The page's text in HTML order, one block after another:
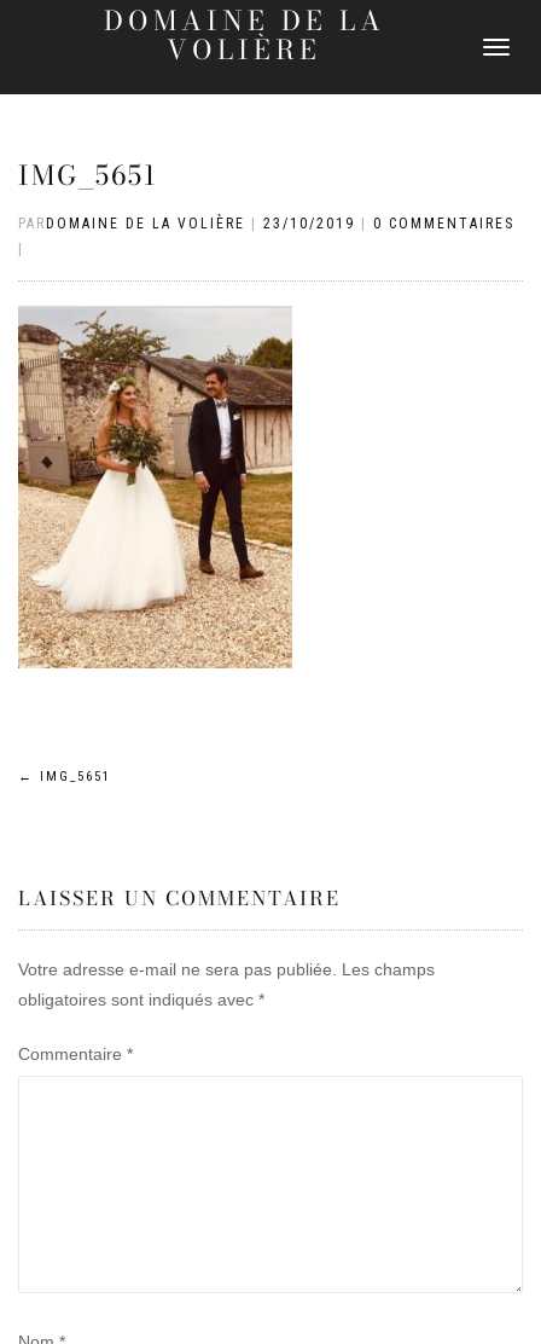
DOMAINE DE LA
VOLIÈRE
DÉPLIER
IMG_5651
PAR DOMAINE DE LA VOLIÈRE 23/10/2019
0 COMMENTAIRES
Navigation
l’article
← IMG_5651
LAISSER UN COMMENTAIRE
Votre adresse e-mail ne sera pas publiée.
Les champs
obligatoires sont indiqués avec *
Commentaire *